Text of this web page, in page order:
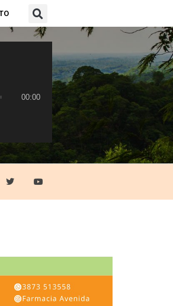
00:00